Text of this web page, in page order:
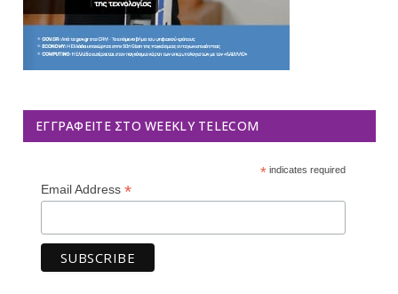
ΕΓΓΡΑΦΕΊΤΕ ΣΤΟ WEEKLY TELECOM
*indicates required
Email Address *